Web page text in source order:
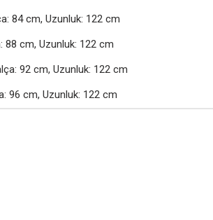
84 cm, Uzunluk: 122 cm
88 cm, Uzunluk: 122 cm
92 cm, Uzunluk: 122 cm
96 cm, Uzunluk: 122 cm